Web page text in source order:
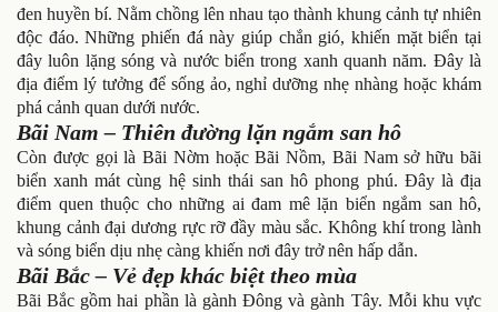
đen huyền bí. Nằm chồng lên nhau tạo thành khung cảnh tự nhiên
độc đáo. Những phiến đá này giúp chắn gió, khiến mặt biển tại
đây luôn lặng sóng và nước biển trong xanh quanh năm. Đây là
địa điểm lý tưởng để sống ảo, nghỉ dưỡng nhẹ nhàng hoặc khám
phá cảnh quan dưới nước.
Bãi Nam – Thiên đường lặn ngắm san hô
Còn được gọi là Bãi Nờm hoặc Bãi Nồm, Bãi Nam sở hữu bãi
biển xanh mát cùng hệ sinh thái san hô phong phú. Đây là địa
điểm quen thuộc cho những ai đam mê lặn biển ngắm san hô,
khung cảnh đại dương rực rỡ đầy màu sắc. Không khí trong lành
và sóng biển dịu nhẹ càng khiến nơi đây trở nên hấp dẫn.
Bãi Bắc – Vẻ đẹp khác biệt theo mùa
Bãi Bắc gồm hai phần là gành Đông và gành Tây. Mỗi khu vực